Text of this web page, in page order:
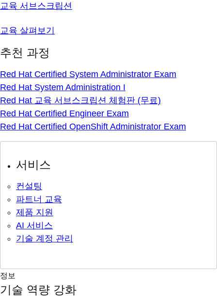
교육 서브스크립션
교육 살펴보기
추천 과정
Red Hat Certified System Administrator Exam
Red Hat System Administration I
Red Hat 교육 서브스크립션 체험판 (무료)
Red Hat Certified Engineer Exam
Red Hat Certified OpenShift Administrator Exam
서비스
컨설팅
파트너 교육
제품 지원
AI 서비스
기술 계정 관리
정보
기술 역량 강화